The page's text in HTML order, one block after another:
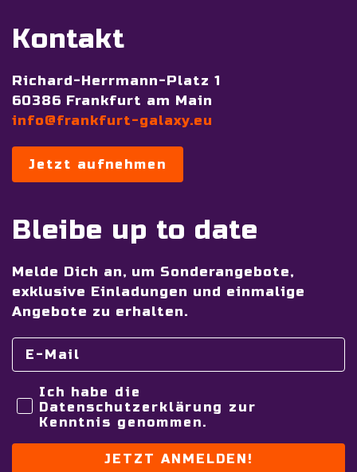
Kontakt
Richard-Herrmann-Platz 1
60386 Frankfurt am Main
info@frankfurt-galaxy.eu
Jetzt aufnehmen
Bleibe up to date
Melde Dich an, um Sonderangebote,
exklusive Einladungen und einmalige
Angebote zu erhalten.
Ich habe die
Datenschutzerklärung zur
Kenntnis genommen.
JETZT ANMELDEN!